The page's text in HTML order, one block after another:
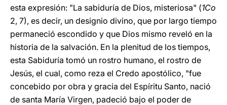
esta expresión: "La sabiduría de Dios, misteriosa" (1Co
2, 7), es decir, un designio divino, que por largo tiempo
permaneció escondido y que Dios mismo reveló en la
historia de la salvación. En la plenitud de los tiempos,
esta Sabiduría tomó un rostro humano, el rostro de
Jesús, el cual, como reza el Credo apostólico, "fue
concebido por obra y gracia del Espíritu Santo, nació
de santa María Virgen, padeció bajo el poder de